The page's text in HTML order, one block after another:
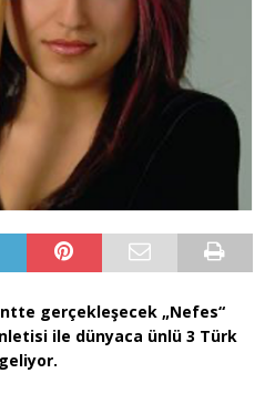
gerçekleşecek „Nefes“
ile dünyaca ünlü 3 Türk